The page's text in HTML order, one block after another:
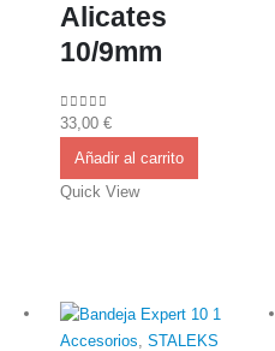
Alicates
10/9mm
0out of 5
33,00 €
Añadir al carrito
Quick View
Accesorios STALEKS